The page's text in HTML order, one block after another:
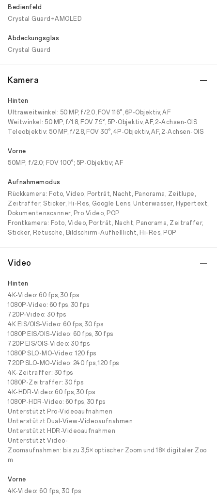
Bedienfeld
Crystal Guard+AMOLED
Abdeckungsglas
Crystal Guard
Kamera
Hinten
Ultraweitwinkel: 50 MP, f/2.0, FOV 116°, 6P-Objektiv, AF
Weitwinkel: 50 MP, f/1.8, FOV 79°, 5P-Objektiv, AF, 2-Achsen-OIS
Teleobjektiv: 50 MP, f/2.8, FOV 30°, 4P-Objektiv, AF, 2-Achsen-OIS
Vorne
50MP; f/2.0; FOV 100°; 5P-Objektiv; AF
Aufnahmemodus
Rückkamera: Foto, Video, Porträt, Nacht, Panorama, Zeitlupe,
Zeitraffer, Sticker, Hi-Res, Google Lens, Unterwasser, Hypertext,
Dokumentenscanner, Pro Video, POP
Frontkamera: Foto, Video, Porträt, Nacht, Panorama, Zeitraffer,
Sticker, Retusche, Bildschirm-Aufhelllicht, Hi-Res, POP
Video
Hinten
4K-Video: 60 fps, 30 fps
1080P-Video: 60 fps, 30 fps
720P-Video: 30 fps
4K EIS/OIS-Video: 60 fps, 30 fps
1080P EIS/OIS-Video: 60 fps, 30 fps
720P EIS/OIS-Video: 30 fps
1080P SLO-MO-Video: 120 fps
720P SLO-MO-Video: 240 fps, 120 fps
4K-Zeitraffer: 30 fps
1080P-Zeitraffer: 30 fps
4K-HDR-Video: 60 fps, 30 fps
1080P-HDR-Video: 60 fps, 30 fps
Unterstützt Pro-Videoaufnahmen
Unterstützt Dual-View-Videoaufnahmen
Unterstützt HDR-Videoaufnahmen
Unterstützt Video-
Zoomaufnahmen: bis zu 3,5× optischer Zoom und 18× digitaler Zoo
m
Vorne
4K-Video: 60 fps, 30 fps